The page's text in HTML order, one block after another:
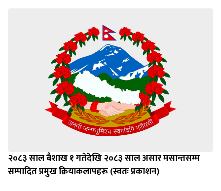
२०८३ साल बैशाख १ गतेदेखि २०८३ साल असार मसान्तसम्म
सम्पादित प्रमुख क्रियाकलापहरू (स्वतः प्रकाशन)